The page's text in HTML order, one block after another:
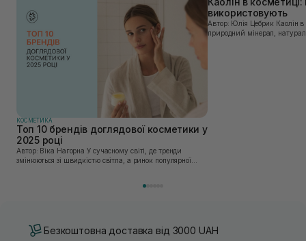
КОСМЕТИКА
Топ 10 брендів доглядової косметики у
2025 році
Автор: Віка Нагорна У сучасному світі, де тренди
змінюються зі швидкістю світла, а ринок популярної
використовують
Автор: Юлія Цебрик Каолін в косметології – це
природний мінерал,
Безкоштовна доставка від 3000 UAH